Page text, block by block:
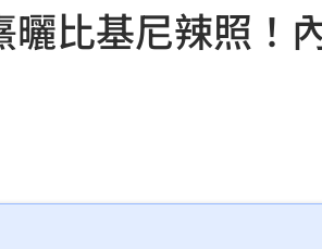
告別式 10:13
國國徽
反擊了
心得曝
籃致哀
曬比基尼辣照！